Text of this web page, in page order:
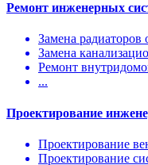
Ремонт инженерных
Замена радиаторов
Замена
Ремонт
...
Проектирование
Проектирование
Проектирование